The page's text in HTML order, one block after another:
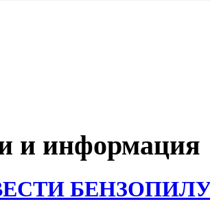
и информация